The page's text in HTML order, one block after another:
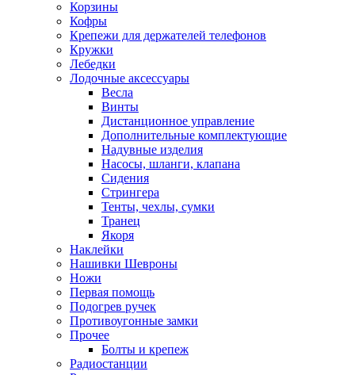
Корзины
Кофры
Крепежи для держателей телефонов
Кружки
Лебедки
Лодочные аксессуары
Весла
Винты
Дистанционное управление
Дополнительные комплектующие
Надувные изделия
Насосы, шланги, клапана
Сидения
Стрингера
Тенты, чехлы, сумки
Транец
Якоря
Наклейки
Нашивки Шевроны
Ножи
Первая помощь
Подогрев ручек
Противоугонные замки
Прочее
Болты и крепеж
Радиостанции